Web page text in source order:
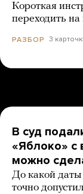
Короткая
переходить
РАЗБОР 3
В суд
«Яблоко» с
можно
До какой
точно